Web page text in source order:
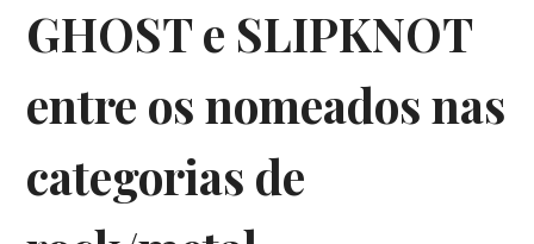
GHOST e SLIPKNOT
entre os nomeados nas
categorias de